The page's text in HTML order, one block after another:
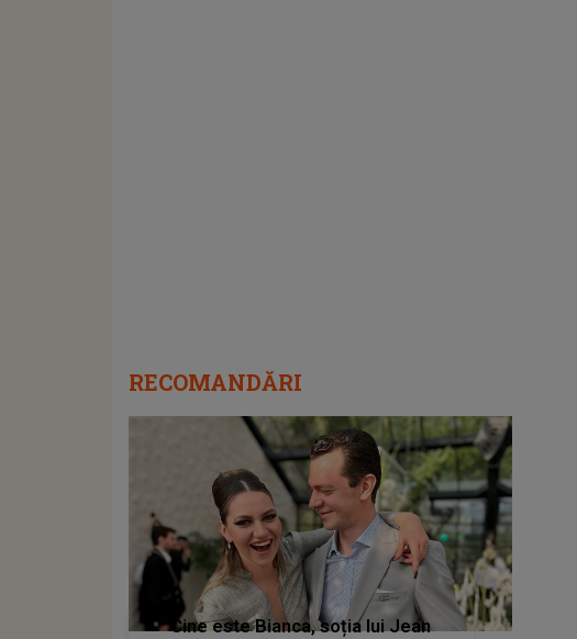
RECOMANDĂRI
Cine este Bianca, soția lui Jean